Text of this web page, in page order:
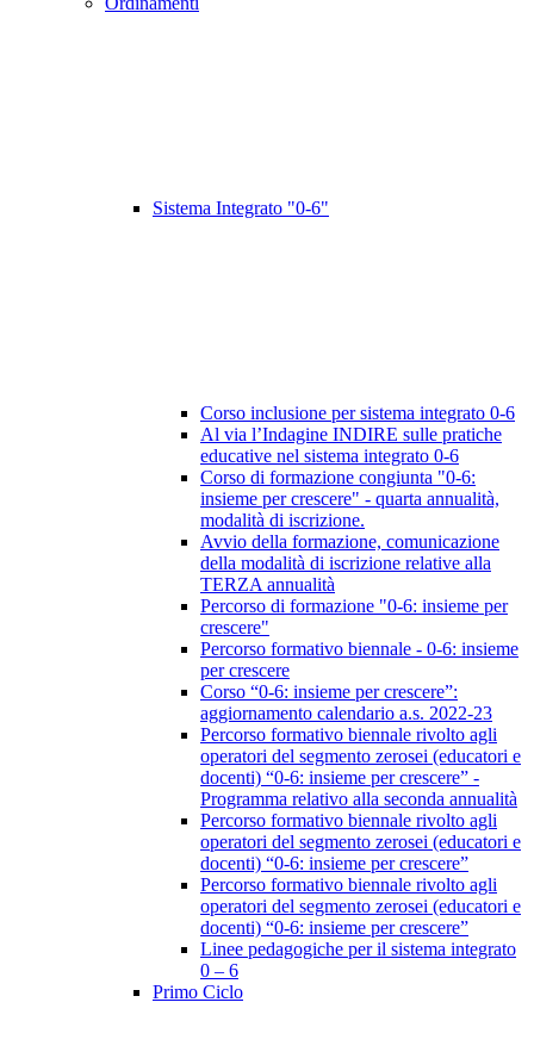
Sistema Integrato "0-6"
Corso inclusione per sistema integrato 0-6
Al via l’Indagine INDIRE sulle pratiche
educative nel sistema integrato 0-6
Corso di formazione congiunta "0-6:
insieme per crescere" - quarta annualità,
modalità di iscrizione.
Avvio della formazione, comunicazione
della modalità di iscrizione relative alla
TERZA annualità
Percorso di formazione "0-6: insieme per
crescere"
Percorso formativo biennale - 0-6: insieme
per crescere
Corso “0-6: insieme per crescere”:
aggiornamento calendario a.s. 2022-23
Percorso formativo biennale rivolto agli
operatori del segmento zerosei (educatori e
docenti) “0-6: insieme per crescere” -
Programma relativo alla seconda annualità
Percorso formativo biennale rivolto agli
operatori del segmento zerosei (educatori e
docenti) “0-6: insieme per crescere”
Percorso formativo biennale rivolto agli
operatori del segmento zerosei (educatori e
docenti) “0-6: insieme per crescere”
Linee pedagogiche per il sistema integrato
0 – 6
Primo Ciclo